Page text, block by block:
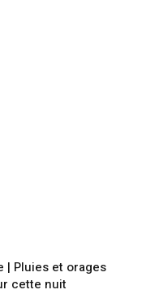
| Pluies et orages
cette nuit